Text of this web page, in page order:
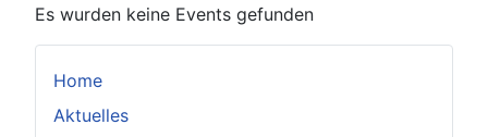
Home
Aktuelles
Es wurden keine Events gefunden